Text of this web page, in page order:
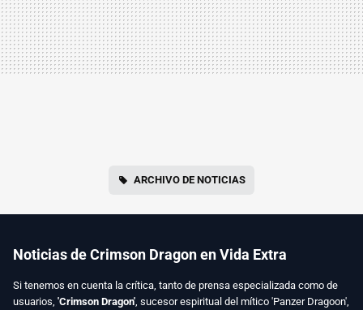
ARCHIVO DE NOTICIAS
Noticias de Crimson Dragon en Vida Extra
Si tenemos en cuenta la crítica, tanto de prensa especializada como de
usuarios, 'Crimson Dragon' , sucesor espiritual del mítico 'Panzer Dragoon',